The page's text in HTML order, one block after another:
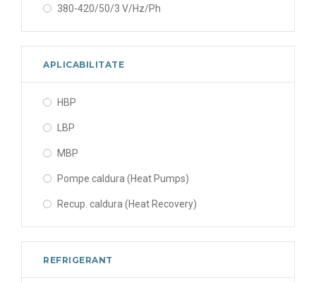
380-420/50/3 V/Hz/Ph
APLICABILITATE
HBP
LBP
MBP
Pompe caldura (Heat Pumps)
Recup. caldura (Heat Recovery)
REFRIGERANT